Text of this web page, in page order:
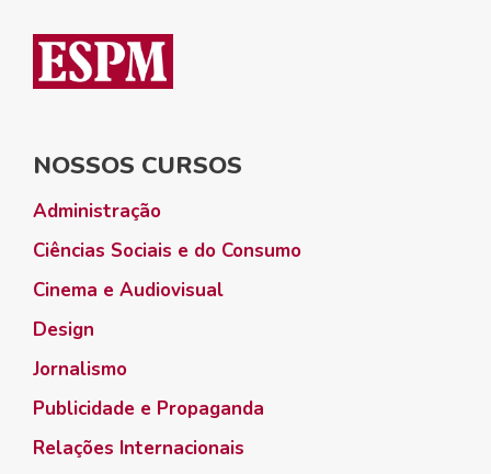
NOSSOS CURSOS
Administração
Ciências Sociais e do Consumo
Cinema e Audiovisual
Design
Jornalismo
Publicidade e Propaganda
Relações Internacionais